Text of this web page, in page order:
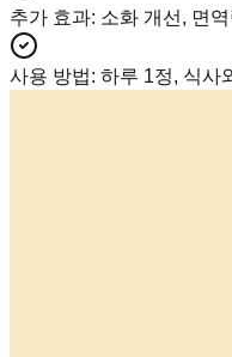
추가 효과: 소화 개선, 면
사용 방법: 하루 1정, 식사